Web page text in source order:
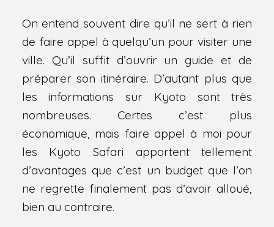
On entend souvent dire qu’il ne sert à rien
de faire appel à quelqu’un pour visiter une
ville. Qu’il suffit d’ouvrir un guide et de
préparer son itinéraire. D’autant plus que
les informations sur Kyoto sont très
nombreuses. Certes c’est plus
économique, mais faire appel à moi pour
les Kyoto Safari apportent tellement
d’avantages que c’est un budget que l’on
ne regrette finalement pas d’avoir alloué,
bien au contraire.